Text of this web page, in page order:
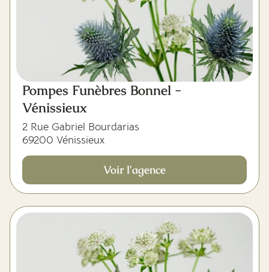
Pompes Funèbres Bonnel -
Vénissieux
2 Rue Gabriel Bourdarias
69200 Vénissieux
Voir l'agence